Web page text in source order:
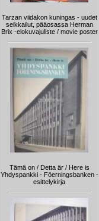
Tarzan viidakon kuningas - uudet
seikkailut, pääosassa Herman
Brix -elokuvajuliste / movie poster
Tämä on / Detta är / Here is
Yhdyspankki - Föerningsbanken -
esittelykirja